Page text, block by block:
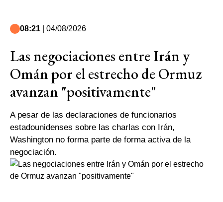
08:21 | 04/08/2026
Las negociaciones entre Irán y
Omán por el estrecho de Ormuz
avanzan "positivamente"
A pesar de las declaraciones de funcionarios
estadounidenses sobre las charlas con Irán,
Washington no forma parte de forma activa de la
negociación.